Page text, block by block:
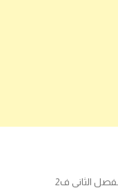
الثاني ف2